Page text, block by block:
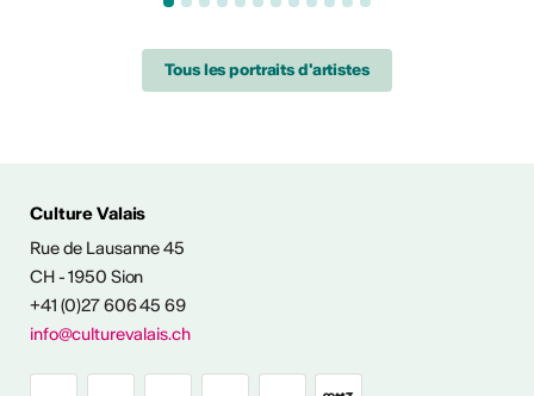
CULTURELLES
ouvert en Valais
Tous les portraits d'artistes
Culture Valais
Rue de Lausanne 45
CH - 1950 Sion
+41 (0)27 606 45 69
info@culturevalais.ch